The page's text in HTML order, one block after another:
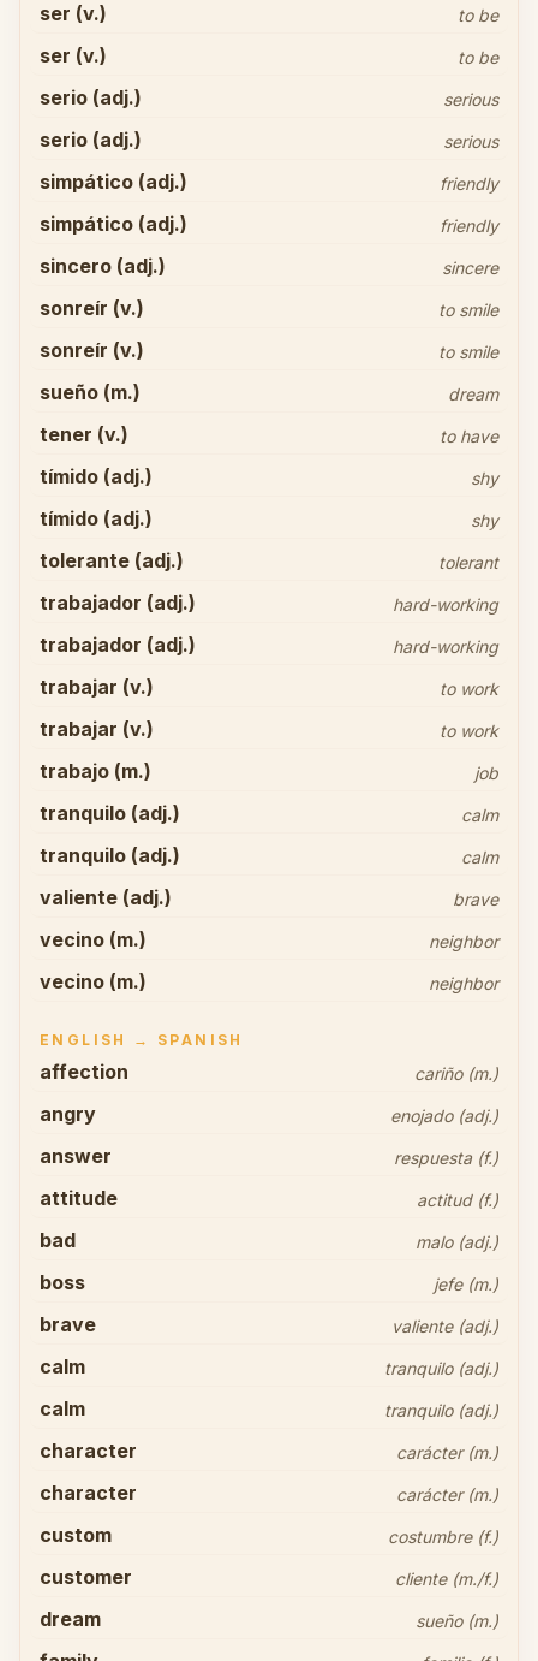
ser (v.) to be
ser (v.) to be
serio (adj.) serious
serio (adj.) serious
simpático (adj.) friendly
simpático (adj.) friendly
sincero (adj.) sincere
sonreír (v.) to smile
sonreír (v.) to smile
sueño (m.) dream
tener (v.) to have
tímido (adj.) shy
tímido (adj.) shy
tolerante (adj.) tolerant
trabajador (adj.) hard-working
trabajador (adj.) hard-working
trabajar (v.) to work
trabajar (v.) to work
trabajo (m.) job
tranquilo (adj.) calm
tranquilo (adj.) calm
valiente (adj.) brave
vecino (m.) neighbor
vecino (m.) neighbor
ENGLISH → SPANISH
affection cariño (m.)
angry enojado (adj.)
answer respuesta (f.)
attitude actitud (f.)
bad malo (adj.)
boss jefe (m.)
brave valiente (adj.)
calm tranquilo (adj.)
calm tranquilo (adj.)
character carácter (m.)
character carácter (m.)
custom costumbre (f.)
customer cliente (m./f.)
dream sueño (m.)